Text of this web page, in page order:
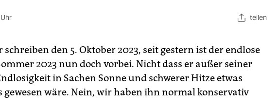
teilen
schreiben den 5. Oktober 2023, seit gestern ist der endlose
2023 nun doch vorbei. Nicht dass er außer seiner
in Sachen Sonne und schwerer Hitze etwas
gewesen wäre. Nein, wir haben ihn normal konservativ